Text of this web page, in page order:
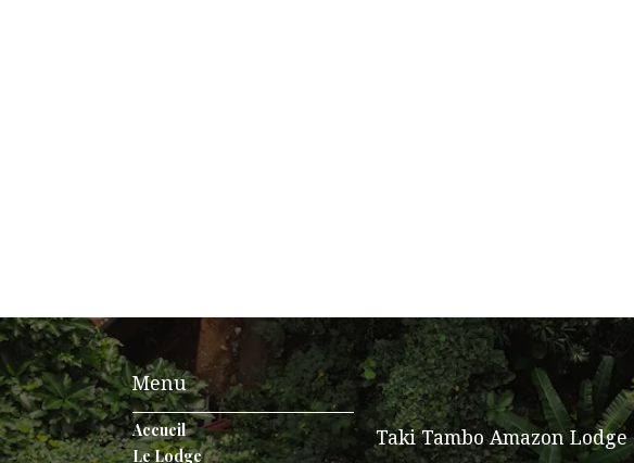
Taki Tambo Amazon Lodge
Menu
Accueil
Le Lodge